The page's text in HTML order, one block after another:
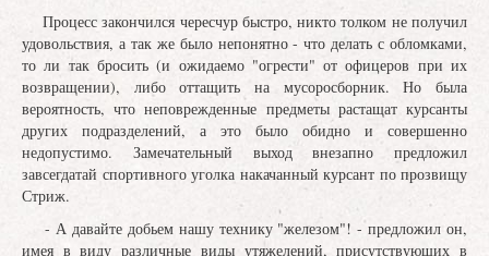
Процесс закончился чересчур быстро, никто толком не получил
удовольствия, а так же было непонятно - что делать с обломками,
то ли так бросить (и ожидаемо "огрести" от офицеров при их
возвращении), либо оттащить на мусоросборник. Но была
вероятность, что неповрежденные предметы растащат курсанты
других подразделений, а это было обидно и совершенно
недопустимо. Замечательный выход внезапно предложил
завсегдатай спортивного уголка накачанный курсант по прозвищу
Стриж.
- А давайте добьем нашу технику "железом"! - предложил он,
имея в виду различные виды утяжелений, присутствующих в